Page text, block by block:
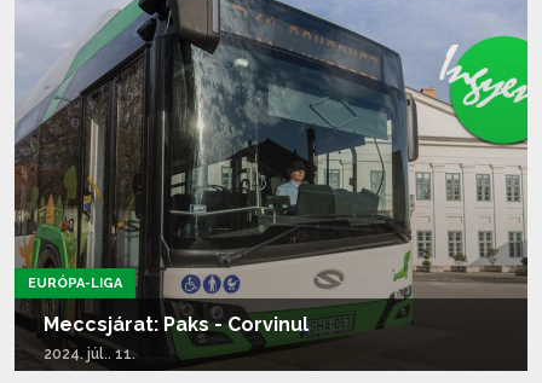
EURÓPA-LIGA
Meccsjárat: Paks - Corvinul
2024. júl.. 11.